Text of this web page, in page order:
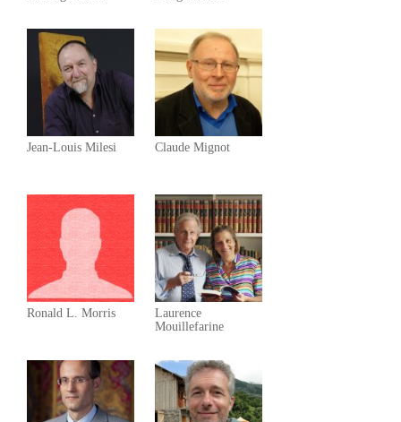
Jean-Louis Milesi Claude Mignot
Ronald L. Morris
Laurence
Mouillefarine